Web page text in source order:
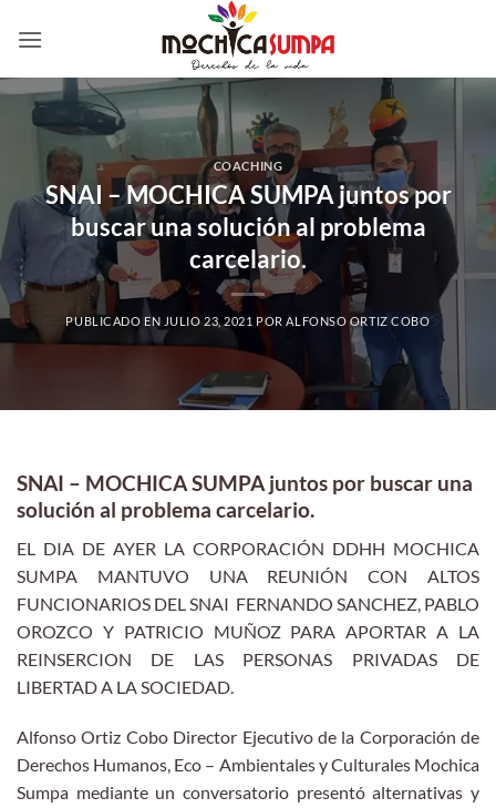
COACHING
SNAI – MOCHICA SUMPA juntos por
buscar una solución al problema
carcelario.
PUBLICADO EN JULIO 23, 2021 PORALFONSO ORTIZ COBO
SNAI – MOCHICA SUMPA juntos por buscar una
solución al problema carcelario.
EL DIA DE AYER LA CORPORACIÓN DDHH MOCHICA
SUMPA MANTUVO UNA REUNIÓN CON ALTOS
FUNCIONARIOS DEL SNAI FERNANDO SANCHEZ, PABLO
OROZCO Y PATRICIO MUÑOZ PARA APORTAR A LA
REINSERCION DE LAS PERSONAS PRIVADAS DE
LIBERTAD A LA SOCIEDAD.
Alfonso Ortiz Cobo Director Ejecutivo de la Corporación de
Derechos Humanos, Eco – Ambientales y Culturales Mochica
Sumpa mediante un conversatorio presentó alternativas y